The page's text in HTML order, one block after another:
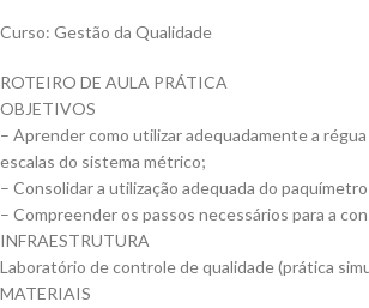
Curso: Gestão da Qualidade
ROTEIRO DE AULA PRÁTICA
OBJETIVOS
– Aprender como utilizar adequadamente a
escalas do sistema métrico;
– Consolidar a utilização adequada do
– Compreender os passos necessários para a
INFRAESTRUTURA
Laboratório de controle de qualidade (prática
MATERIAIS